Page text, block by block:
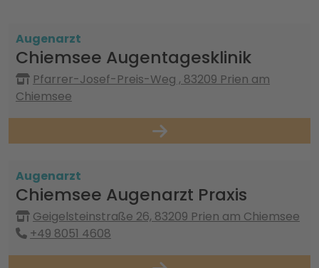
Augenarzt
Chiemsee Augentagesklinik
Pfarrer-Josef-Preis-Weg , 83209 Prien am
Chiemsee
Augenarzt
Chiemsee Augenarzt Praxis
Geigelsteinstraße 26, 83209 Prien am Chiemsee
+49 8051 4608